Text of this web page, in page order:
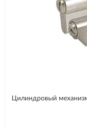
Цилиндровый